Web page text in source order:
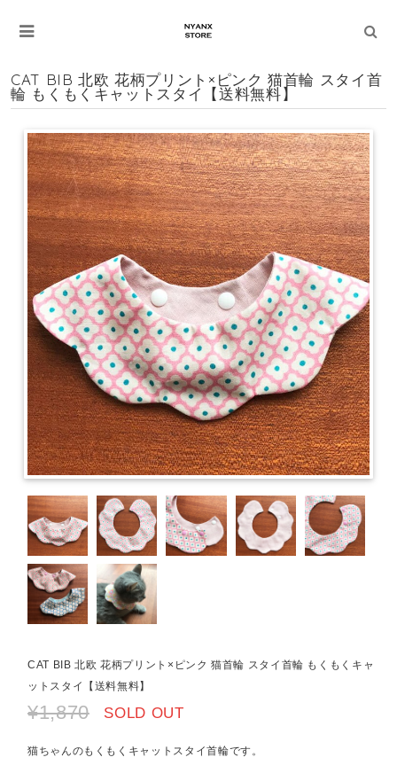
CAT BIB 北欧 花柄プリント×ピンク 猫首輪 スタイ首
輪 もくもくキャットスタイ【送料無料】
CAT BIB 北欧 花柄プリント×ピンク 猫首輪 スタイ首輪 もくもくキャ
ットスタイ【送料無料】
¥1,870 SOLD OUT
猫ちゃんのもくもくキャットスタイ首輪です。